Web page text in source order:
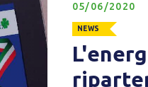
05/06/2020
NEWS
Analitici
Accetto l'utilizzo di cookie